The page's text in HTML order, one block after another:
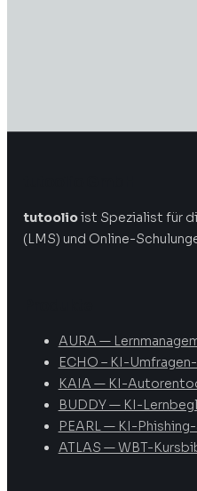
tutoolioist Spezialist für
(LMS) und Online-
AURA —
ECHO – KI-
KAIA — KI-
BUDDY — KI-
PEARL — KI-
ATLAS — WBT-